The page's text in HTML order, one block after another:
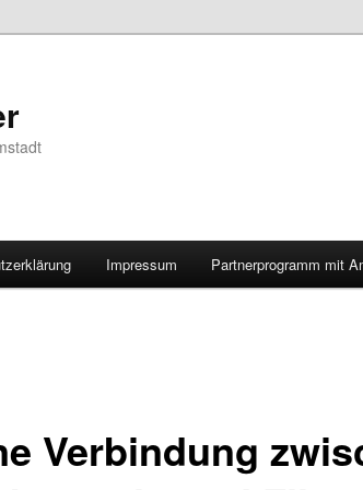
Impressum Partnerprogramm mit
Verbindung